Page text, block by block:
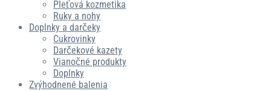
Pleťová kozmetika
Ruky a nohy
Doplnky a darčeky
Cukrovinky
Darčekové kazety
Vianočné produkty
Doplnky
Zvýhodnené balenia